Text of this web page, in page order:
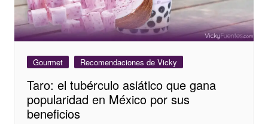
Gourmet Recomendaciones de Vicky
Taro: el tubérculo asiático que gana
popularidad en México por sus
beneficios